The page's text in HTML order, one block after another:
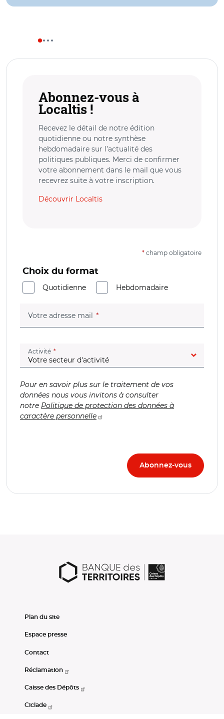
Abonnez-vous à
Localtis !
Recevez le détail de notre édition
quotidienne ou notre synthèse
hebdomadaire sur l’actualité des
politiques publiques. Merci de confirmer
votre abonnement dans le mail que vous
recevrez suite à votre inscription.
Découvrir Localtis
* champ obligatoire
Choix du format
Quotidienne
Hebdomadaire
Votre adresse mail (champ obligatoire)
Activité (champ obligatoire)
Pour en savoir plus sur le traitement de vos
données nous vous invitons à consulter
notre Politique de protection des données à
caractère personnelle
Plan du site
Espace presse
Contact
Réclamation
Caisse des Dépôts
Ciclade